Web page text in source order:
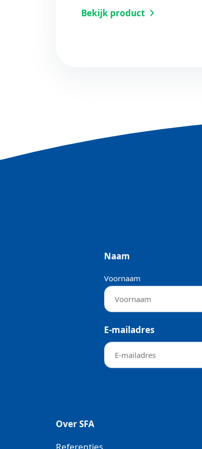
Bekijk product
Naam
Voornaam
E-mailadres
Over SFA
Referenties